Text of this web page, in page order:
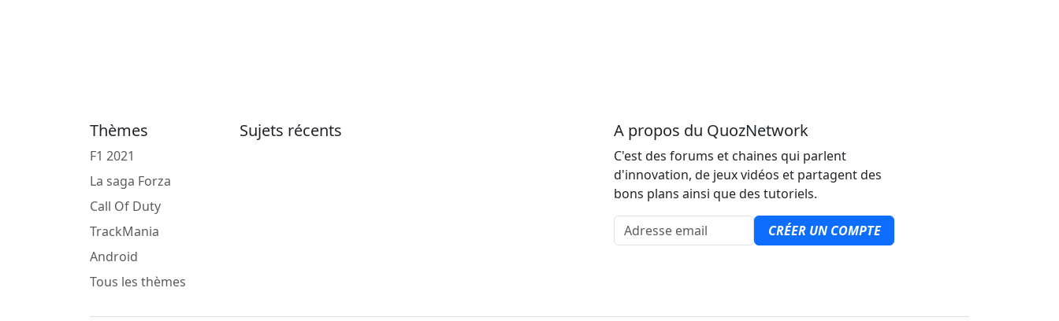
Thèmes
F1 2021
La saga Forza
Call Of Duty
TrackMania
Android
Tous les thèmes
Sujets récents A propos du QuozNetwork
C'est des forums et chaines qui parlent
d'innovation, de jeux vidéos et partagent des
bons plans ainsi que des tutoriels.
Adresse email
CRÉER UN COMPTE